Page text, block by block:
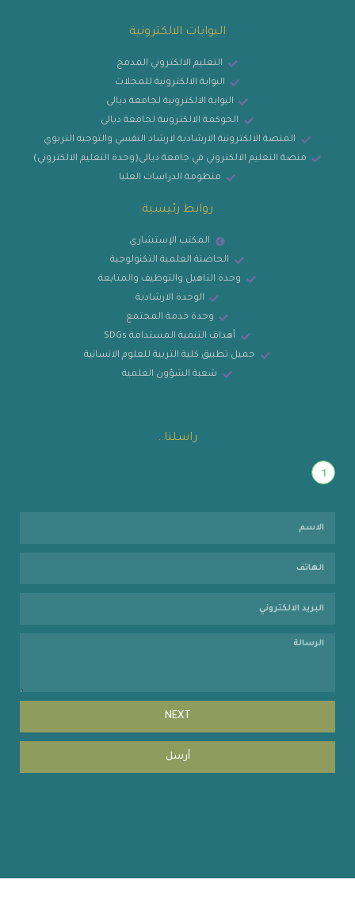
البوابات الالكترونية
التعليم الالكتروني المدمج
البوابة الالكترونية للمجلات
البوابة الالكترونية لجامعة ديالى
الحوكمة الالكترونية لجامعة ديالى
المنصة الالكترونية الارشادية لارشاد النفسي والتوجيه التربوي
منصة التعليم الالكتروني في جامعة ديالى(وحدة التعليم الالكتروني)
منظومة الدراسات العليا
روابط رئيسية
المكتب الإستشاري
الحاضنة العلمية التكنولوجية
وحدة التاهيل والتوظيف والمتابعة
الوحدة الارشادية
وحدة خدمة المجتمع
أهداف التنمية المستدامة SDGs
حميل تطبيق كلية التربية للعلوم الانسانية
شعبة الشؤون العلمية
راسلنا..
1
NEXT
أرسل